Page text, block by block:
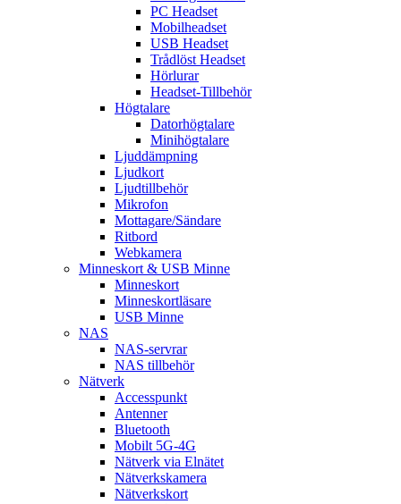
PC Headset
Mobilheadset
USB Headset
Trådlöst Headset
Hörlurar
Headset-Tillbehör
Högtalare
Datorhögtalare
Minihögtalare
Ljuddämpning
Ljudkort
Ljudtillbehör
Mikrofon
Mottagare/Sändare
Ritbord
Webkamera
Minneskort & USB Minne
Minneskort
Minneskortläsare
USB Minne
NAS
NAS-servrar
NAS tillbehör
Nätverk
Accesspunkt
Antenner
Bluetooth
Mobilt 5G-4G
Nätverk via Elnätet
Nätverkskamera
Nätverkskort